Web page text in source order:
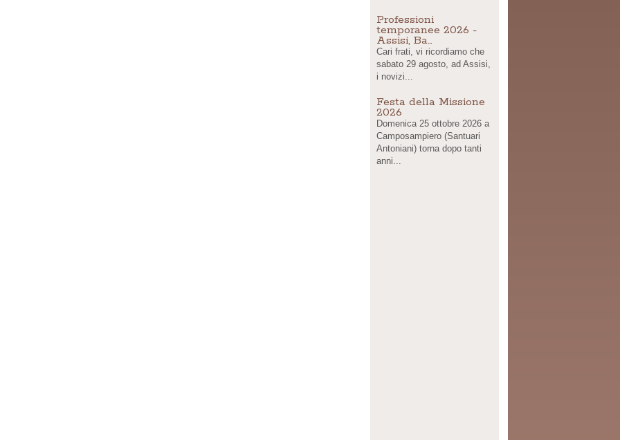
Professioni
temporanee 2026 -
Assisi, Ba…
Cari frati, vi ricordiamo che
sabato 29 agosto, ad Assisi,
i novizi...
Festa della Missione
2026
Domenica 25 ottobre 2026 a
Camposampiero (Santuari
Antoniani) torna dopo tanti
anni...